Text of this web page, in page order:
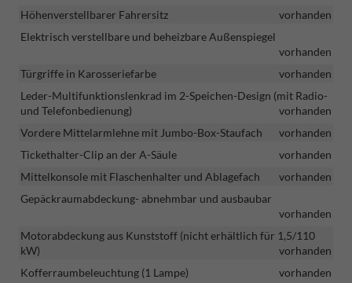
Höhenverstellbarer Fahrersitz
vorhanden
Elektrisch verstellbare und beheizbare Außenspiegel
vorhanden
Türgriffe in Karosseriefarbe
vorhanden
Leder-Multifunktionslenkrad im 2-Speichen-Design (mit Radio-
und Telefonbedienung)
vorhanden
Vordere Mittelarmlehne mit Jumbo-Box-Staufach
vorhanden
Tickethalter-Clip an der A-Säule
vorhanden
Mittelkonsole mit Flaschenhalter und Ablagefach
vorhanden
Gepäckraumabdeckung- abnehmbar und ausbaubar
vorhanden
Motorabdeckung aus Kunststoff (nicht erhältlich für 1,5/110
kW)
vorhanden
Kofferraumbeleuchtung (1 Lampe)
vorhanden